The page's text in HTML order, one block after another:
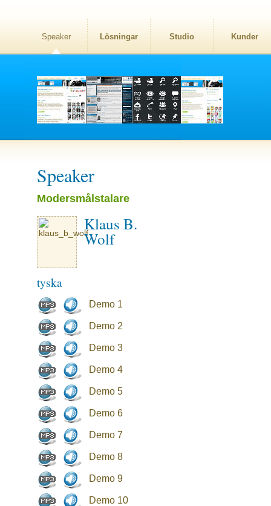
Speaker Lösningar Studio Kunder
Speaker
Modersmålstalare
Klaus B.
Wolf
tyska
Demo 1
Demo 2
Demo 3
Demo 4
Demo 5
Demo 6
Demo 7
Demo 8
Demo 9
Demo 10